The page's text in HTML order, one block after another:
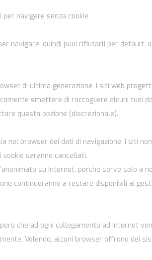
navigare senza cookie
navigare, quindi puoi rifiutarli per default,
di ultima generazione. I siti web
smettere di raccogliere alcuni tuoi
questa opzione (discrezionale).
nel browser dei dati di navigazione. I siti
saranno cancellati.
su Internet, perché serve solo a
continueranno a restare disponibili ai
che ad ogni collegamento ad Internet
Volendo, alcuni browser offrono dei